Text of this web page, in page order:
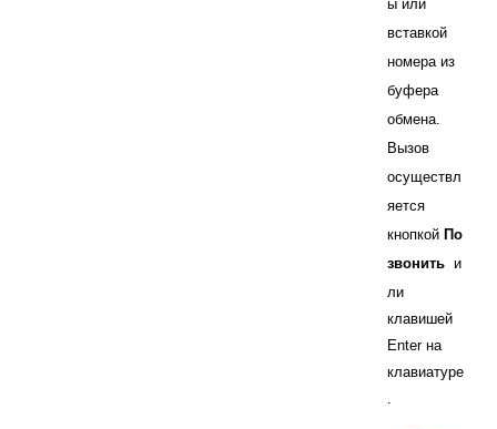
ы или
вставкой
номера из
буфера
обмена.
Вызов
осуществл
яется
кнопкой По
звонить и
ли
клавишей
Enter на
клавиатуре
.